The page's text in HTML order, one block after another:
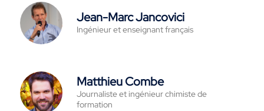
Jean-Marc Jancovici
Ingénieur et enseignant français
Matthieu Combe
Journaliste et ingénieur chimiste de
formation